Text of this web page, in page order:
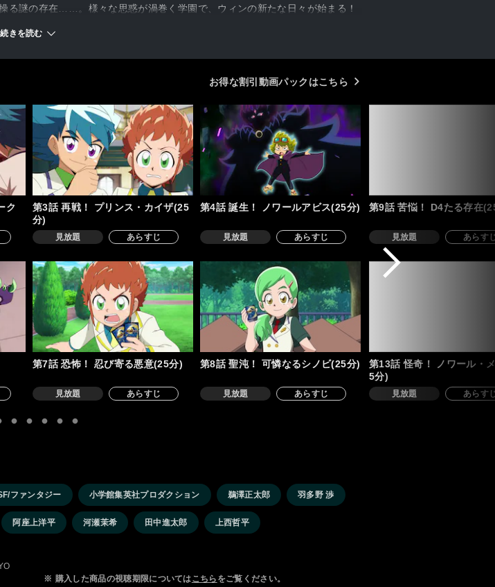
る謎の存在……。様々な思惑が渦巻く学園で、ウィンの新たな日々が始まる！
続きを読む
お得な割引動画パックはこちら
ク
第3話 再戦！ プリンス・カイザ(25
分)
見放題 あらすじ
第4話 誕生！ ノワールアビス(25分)
見放題 あらすじ
第7話 恐怖！ 忍び寄る悪意(25分)
見放題 あらすじ
第8話 聖沌！ 可憐なるシノビ(25分)
見放題 あらすじ
第9話 苦悩！ D4たる存在
見放題 あらす
第13話 怪奇！ ノワール・
5分)
見放題 あらす
ファンタジー 小学館集英社プロダクション 鵜澤正太郎 羽多野 渉
阿座上洋平 河瀬茉希 田中進太郎 上西哲平
※ 購入した商品の視聴期限についてはこちら をご覧ください。